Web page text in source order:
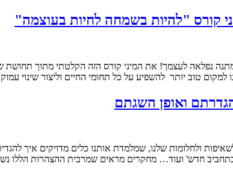
קורס "להיות בשמחה לחיות בעוצמה"
נפלאה לעצמך! את המיני קורס הזה הקלטתי מתוך תחושת
טוב יותר להשפיע על כל תחומי החיים וליצור שינוי
ואופן השגתם
ולחלומות שלנו, שמלמדת אותנו כלים מדויקים איך
חדש' ועוד… מחקרים מראים שמרבית ההצהרות הללו